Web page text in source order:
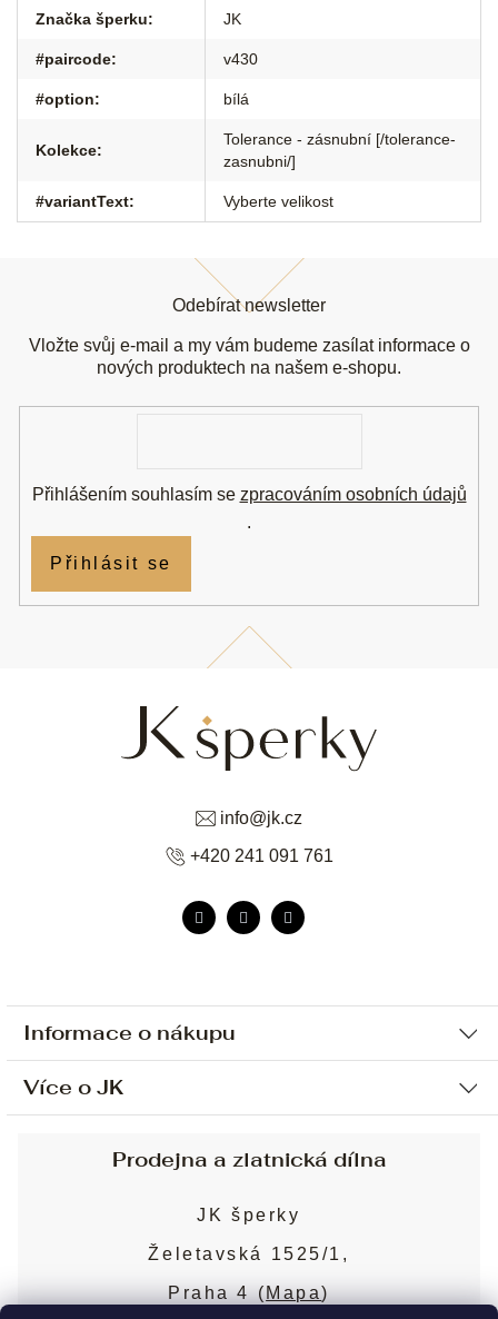
Značka šperku: JK
#paircode: v430
#option: bílá
Kolekce:
Tolerance - zásnubní [/tolerance-
zasnubni/]
#variantText: Vyberte velikost
Informace o nákupu
Ochrana osobních údajů
Sjednání osobní schůzky
Obchodní podmínky
Puncovní značky
Více o JK
Blog
info@jk.cz
+420 241 091 761
Odebírat newsletter
Vložte svůj e-mail a my vám budeme zasílat informace o
nových produktech na našem e-shopu.
Přihlášením souhlasím se zpracováním osobních údajů
.
Přihlásit se
Prodejna a zlatnická dílna
JK šperky
Želetavská 1525/1,
Praha 4 ( Mapa)